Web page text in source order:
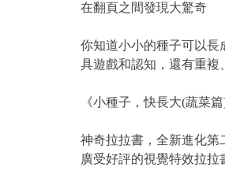
在翻頁之間發現大驚奇
你知道小小的種子可以長
具遊戲和認知，還有重複
《小種子，快長大(蔬菜篇)
神奇拉拉書，全新進化第
廣受好評的視覺特效拉拉